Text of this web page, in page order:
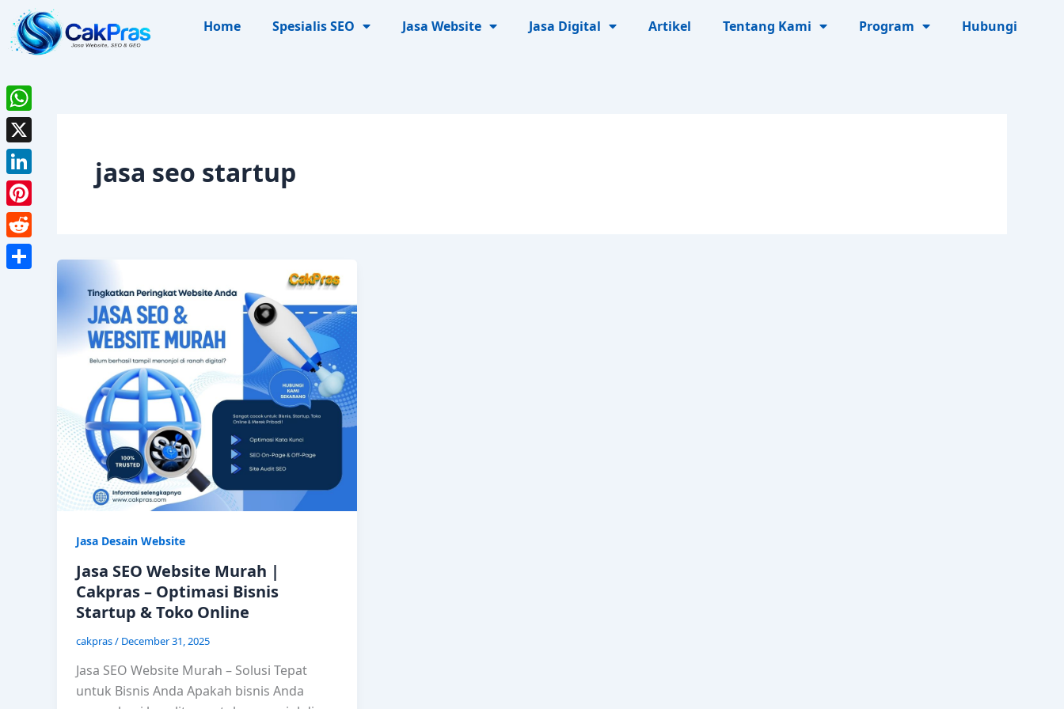
Skip
content
Home Spesialis SEO Jasa Website Jasa Digital Artikel Tentang Kami Program Hubungi
jasa seo startup
Jasa Desain Website
Jasa SEO Website Murah |
Cakpras – Optimasi Bisnis
Startup & Toko Online
cakpras/ December 31, 2025
Jasa SEO Website Murah – Solusi Tepat
untuk Bisnis Anda Apakah bisnis Anda
WhatsApp
X
LinkedIn
Pinterest
Reddit